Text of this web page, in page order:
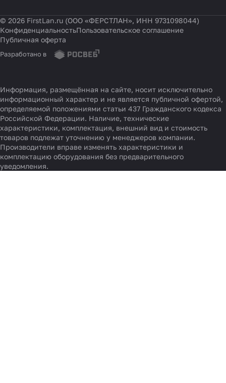
© 2026 FirstLan.ru (ООО «ФЕРСТЛАН», ИНН 9731098044)
КонфиденциальностьПользовательское соглашение
Публичная оферта
Разработано в
Информация, размещённая на сайте, носит исключительно
информационный характер и не является публичной офертой,
определяемой положениями статьи 437 Гражданского кодекса
Российской Федерации. Наличие, технические
характеристики, комплектация, внешний вид и стоимость
товаров подлежат уточнению у менеджеров компании.
Производители вправе изменять характеристики и
комплектацию оборудования без предварительного
уведомления.